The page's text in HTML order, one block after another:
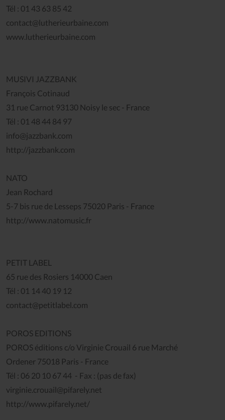
Tél : 01 43 63 85 42
contact@lutherieurbaine.com
www.lutherieurbaine.com
MUSIVI JAZZBANK
François Cotinaud
31 rue Carnot 93130 Noisy le sec - France
Tél : 01 48 44 84 97
info@jazzbank.com
http://jazzbank.com
NATO
Jean Rochard
5-7 bis rue de Lesseps 75020 Paris - France
http://www.natomusic.fr
PETIT LABEL
65 rue des Rosiers 14000 Caen
Tél : 01 14 40 19 12
contact@petitlabel.com
POROS EDITIONS
POROS éditions c/o Virginie Crouail 6 rue Marché
Ordener 75018 Paris - France
Tél : 06 20 10 67 44 - Fax : (pas de fax)
virginie.crouail@pifarely.net
http://www.pifarely.net/